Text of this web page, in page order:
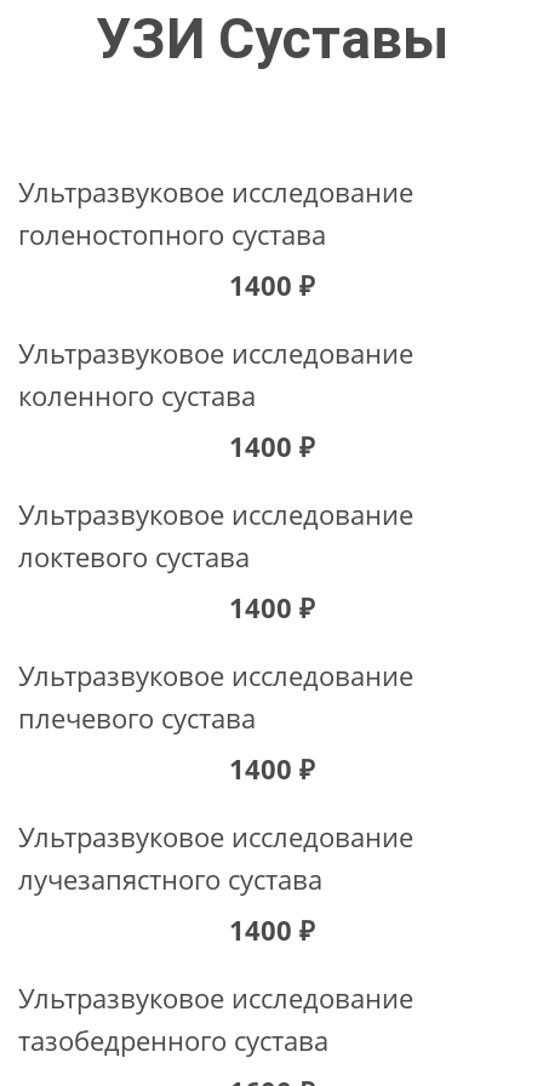
УЗИ Суставы
Ультразвуковое исследование
голеностопного сустава
1400 ₽
Ультразвуковое исследование
коленного сустава
1400 ₽
Ультразвуковое исследование
локтевого сустава
1400 ₽
Ультразвуковое исследование
плечевого сустава
1400 ₽
Ультразвуковое исследование
лучезапястного сустава
1400 ₽
Ультразвуковое исследование
тазобедренного сустава